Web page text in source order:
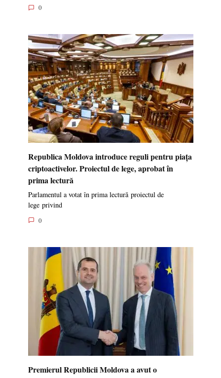
0
Republica Moldova introduce reguli pentru piața
criptoactivelor. Proiectul de lege, aprobat în
prima lectură
Parlamentul a votat în prima lectură proiectul de
lege privind
0
Premierul Republicii Moldova a avut o